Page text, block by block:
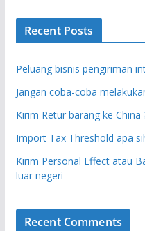
Recent Posts
Peluang bisnis pengiriman
Jangan coba-coba
Kirim Retur barang ke China
Import Tax Threshold apa
Kirim Personal Effect atau
luar negeri
Recent Comments